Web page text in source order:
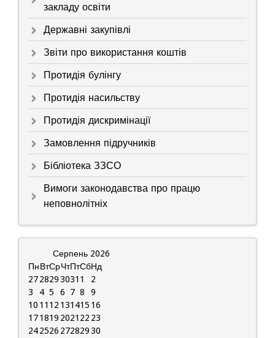
закладу освіти
Державні закупівлі
Звіти про використання коштів
Протидія булінгу
Протидія насильству
Протидія дискримінації
Замовлення підручників
Бібліотека ЗЗСО
Вимоги законодавства про працю
неповнолітніх
Серпень 2026
ПнВтСрЧтПтСбНд
2728293031 1
2
3
4 5 6 7 8
9
10 11 12 131415 16
171819 2021 22 23
242526 27282930